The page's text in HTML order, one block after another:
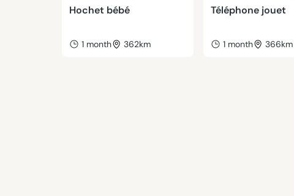
Hochet bébé
1 month 362km
Téléphone jouet
1 month 366km